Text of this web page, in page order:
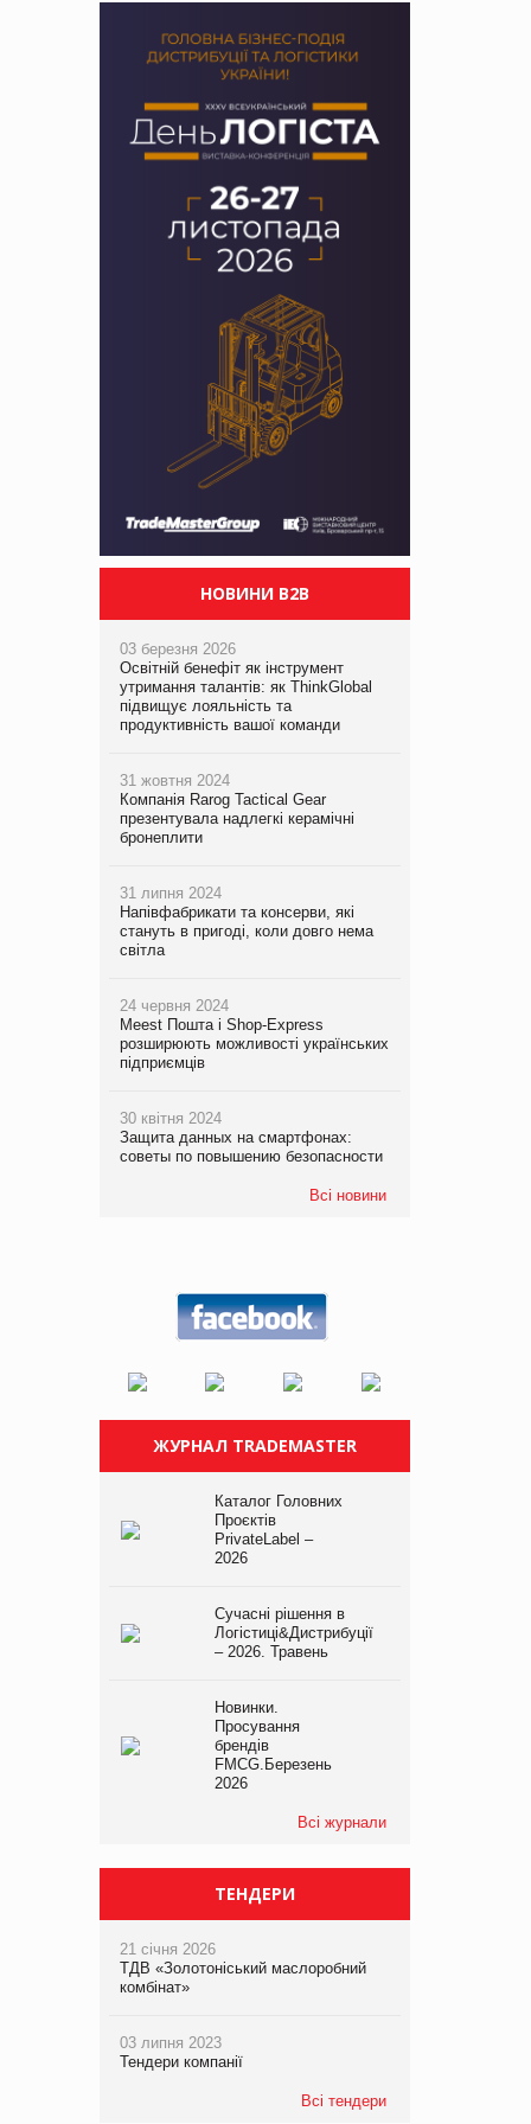
НОВИНИ B2B
03 березня 2026
Освітній бенефіт як інструмент
утримання талантів: як ThinkGlobal
підвищує лояльність та
продуктивність вашої команди
31 жовтня 2024
Компанія Rarog Tactical Gear
презентувала надлегкі керамічні
бронеплити
31 липня 2024
Напівфабрикати та консерви, які
стануть в пригоді, коли довго нема
світла
24 червня 2024
Meest Пошта і Shop-Express
розширюють можливості українських
підприємців
30 квітня 2024
Защита данных на смартфонах:
советы по повышению безопасности
Всі новини
ЖУРНАЛ TRADEMASTER
Каталог Головних
Проєктів
PrivateLabel –
2026
Сучасні рішення в
Логістиці&Дистрибуції
– 2026. Травень
Новинки.
Просування
брендів
FMCG.Березень
2026
Всі журнали
ТЕНДЕРИ
21 січня 2026
ТДВ «Золотоніський маслоробний
комбінат»
03 липня 2023
Тендери компанії
Всі тендери